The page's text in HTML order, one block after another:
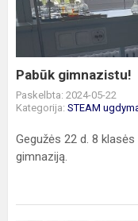
Pabūk gimnazistu!
Paskelbta: 2024-05-22
Kategorija: STEAM
Gegužės 22 d. 8
gimnaziją.